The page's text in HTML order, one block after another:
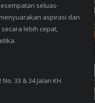
seluas-
aspirasi dan
lebih cepat,
33 & 34 Jalan KH